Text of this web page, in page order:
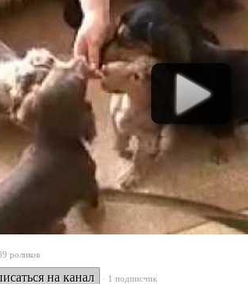
роликов
на канал · 1 подписчик